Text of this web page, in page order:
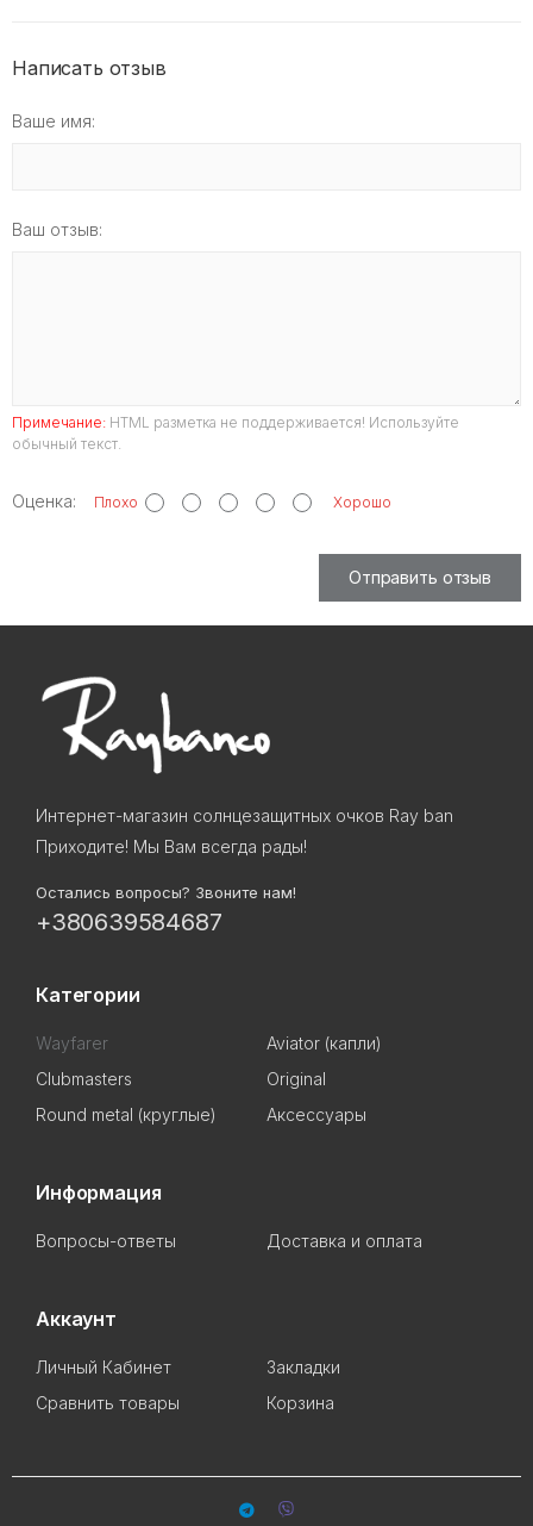
Написать отзыв
Ваше имя:
Ваш отзыв:
Примечание: HTML разметка не поддерживается! Используйте
обычный текст.
Оценка: Плохо Хорошо
Отправить отзыв
Интернет-магазин солнцезащитных очков Ray ban
Приходите! Мы Вам всегда рады!
Остались вопросы? Звоните нам!
+380639584687
Категории
Wayfarer
Aviator (капли)
Clubmasters
Original
Round metal (круглые)
Аксессуары
Информация
Вопросы-ответы Доставка и оплата
Аккаунт
Личный Кабинет
Закладки
Сравнить товары
Корзина